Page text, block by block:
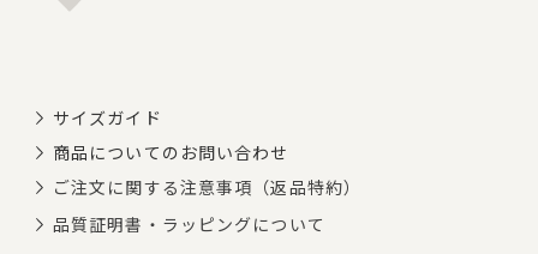
サイズガイド
商品についてのお問い合わせ
ご注文に関する注意事項（返品特約）
品質証明書・ラッピングについて